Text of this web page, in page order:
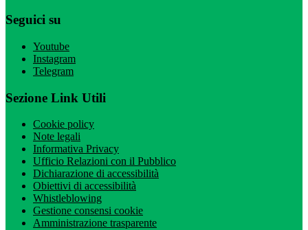
Seguici su
Youtube
Instagram
Telegram
Sezione Link Utili
Cookie policy
Note legali
Informativa Privacy
Ufficio Relazioni con il Pubblico
Dichiarazione di accessibilità
Obiettivi di accessibilità
Whistleblowing
Gestione consensi cookie
Amministrazione trasparente